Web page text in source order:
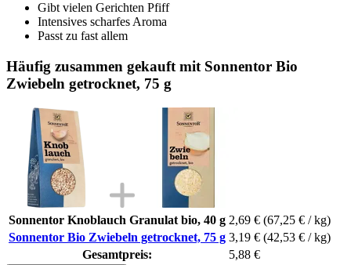
Gibt vielen Gerichten Pfiff
Intensives scharfes Aroma
Passt zu fast allem
Häufig zusammen gekauft mit Sonnentor Bio
Zwiebeln getrocknet, 75 g
Sonnentor Knoblauch Granulat bio, 40 g 2,69 € (67,25 € / kg)
Sonnentor Bio Zwiebeln getrocknet, 75 g 3,19 € (42,53 € / kg)
Gesamtpreis:
5,88 €